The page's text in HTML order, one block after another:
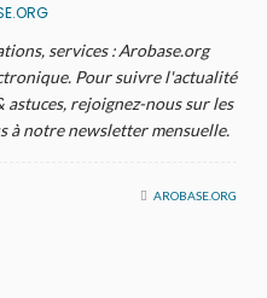
services : Arobase.org
Pour suivre l'actualité
rejoignez-nous sur les
à notre newsletter mensuelle.
AROBASE.ORG